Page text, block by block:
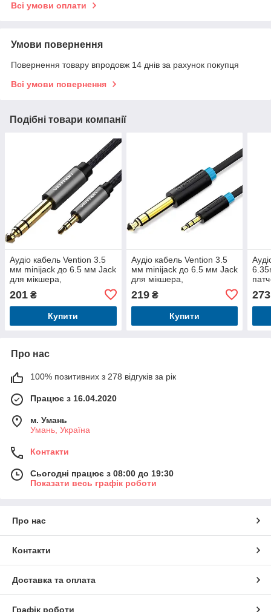
Всі умови оплати
Умови повернення
Повернення товару впродовж 14 днів за рахунок покупця
Всі умови повернення
Подібні товари компанії
Аудіо кабель Vention 3.5
мм minijack до 6.5 мм Jack
для мікшера,
нейлоновою опліткою 1,5
м Чорний BAIHG
201 ₴
Купити
Аудіо кабель Vention 3.5
мм minijack до 6.5 мм Jack
для мікшера,
Чорний BABBJ
219₴
Купити
273
Про нас
100% позитивних з 278 відгуків за рік
Працює з 16.04.2020
м. Умань
Умань, Україна
Контакти
Сьогодні працює з 08:00 до 19:30
Показати весь графік роботи
Про нас
Контакти
Доставка та оплата
Графік роботи